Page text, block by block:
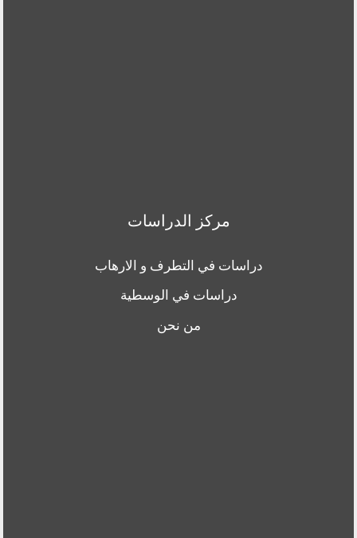
مركز الدراسات
دراسات في التطرف و الارهاب
دراسات في الوسطية
من نحن